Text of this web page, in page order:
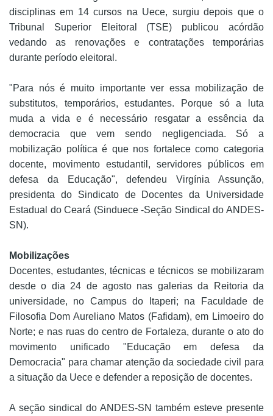
disciplinas em 14 cursos na Uece, surgiu depois que o
Tribunal Superior Eleitoral (TSE) publicou acórdão
vedando as renovações e contratações temporárias
durante período eleitoral.
"Para nós é muito importante ver essa mobilização de
substitutos, temporários, estudantes. Porque só a luta
muda a vida e é necessário resgatar a essência da
democracia que vem sendo negligenciada. Só a
mobilização política é que nos fortalece como categoria
docente, movimento estudantil, servidores públicos em
defesa da Educação", defendeu Virgínia Assunção,
presidenta do Sindicato de Docentes da Universidade
Estadual do Ceará (Sinduece -Seção Sindical do ANDES-
SN).
Mobilizações
Docentes, estudantes, técnicas e técnicos se mobilizaram
desde o dia 24 de agosto nas galerias da Reitoria da
universidade, no Campus do Itaperi; na Faculdade de
Filosofia Dom Aureliano Matos (Fafidam), em Limoeiro do
Norte; e nas ruas do centro de Fortaleza, durante o ato do
movimento unificado "Educação em defesa da
Democracia" para chamar atenção da sociedade civil para
a situação da Uece e defender a reposição de docentes.
A seção sindical do ANDES-SN também esteve presente